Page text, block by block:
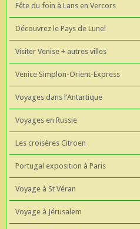
Fête du foin à Lans en Vercors
Découvrez le Pays de Lunel
Visiter Venise + autres villes
Venice Simplon-Orient-Express
Voyages dans l'Antartique
Voyages en Russie
Les croisères Citroen
Portugal exposition à Paris
Voyage à St Véran
Voyage à Jérusalem